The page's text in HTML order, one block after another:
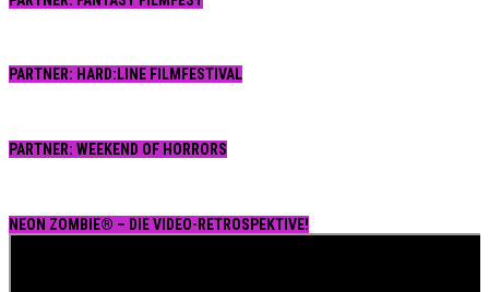
PARTNER: HARD:LINE FILMFESTIVAL
PARTNER: WEEKEND OF HORRORS
NEON ZOMBIE® – DIE VIDEO-RETROSPEKTIVE!